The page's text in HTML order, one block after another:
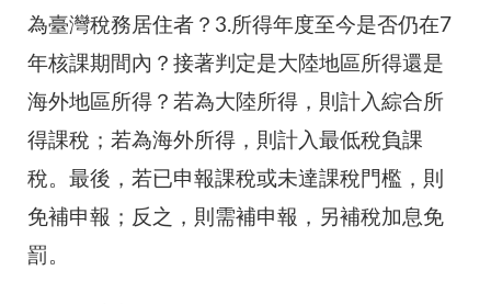
為臺灣稅務居住者？3.所得年度至今是否仍在7
年核課期間內？接著判定是大陸地區所得還是
海外地區所得？若為大陸所得，則計入綜合所
得課稅；若為海外所得，則計入最低稅負課
稅。最後，若已申報課稅或未達課稅門檻，則
免補申報；反之，則需補申報，另補稅加息免
罰。